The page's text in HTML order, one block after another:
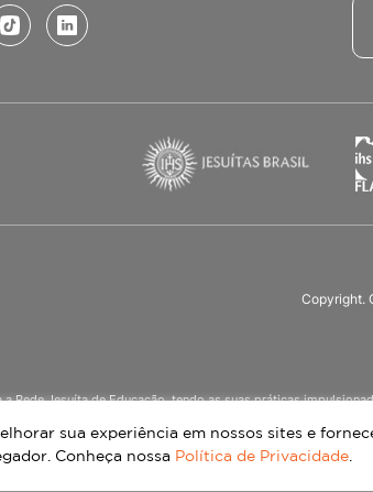
Copyright.
Rede Jesuíta de Educação, tendo as suas práticas
sua experiência em nossos sites e
Conheça nossa Política de Privacidade